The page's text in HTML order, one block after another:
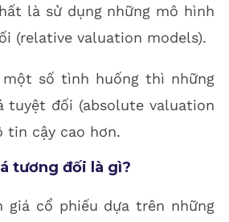
là sử dụng những mô hình
(relative valuation models).
một số tình huống thì những
tuyệt đối (absolute valuation
tin cậy cao hơn.
tương đối là gì?
giá cổ phiếu dựa trên những